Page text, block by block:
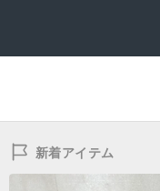
新着アイテム